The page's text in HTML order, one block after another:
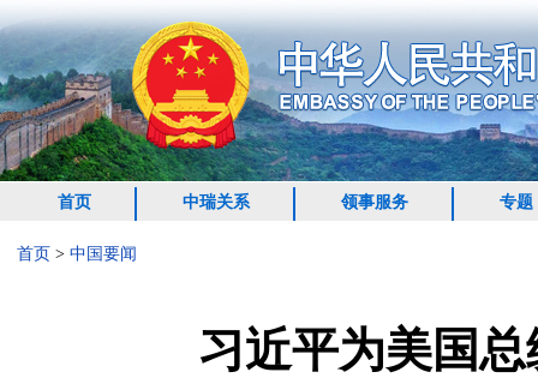
首页 中瑞关系 领事服务 专题
首页 > 中国要闻
习近平为美国